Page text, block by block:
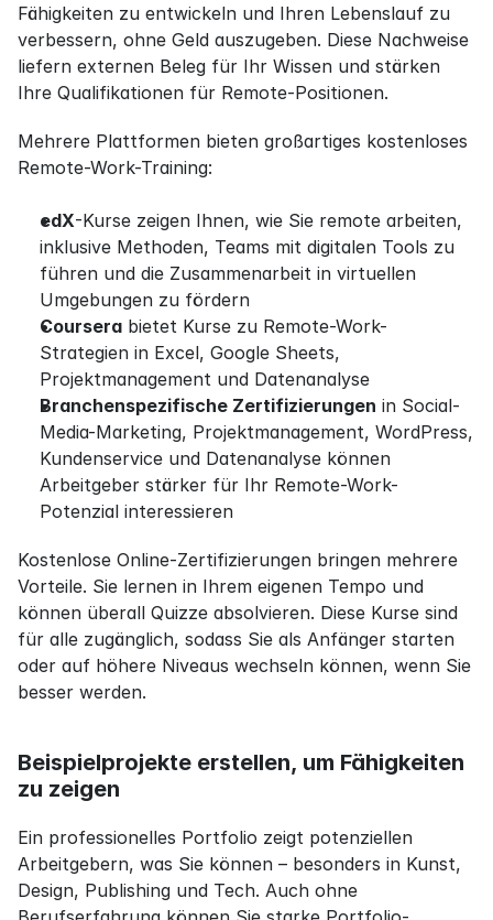
Fähigkeiten zu entwickeln und Ihren Lebenslauf zu
verbessern, ohne Geld auszugeben. Diese Nachweise
liefern externen Beleg für Ihr Wissen und stärken
Ihre Qualifikationen für Remote-Positionen.
Mehrere Plattformen bieten großartiges kostenloses
Remote-Work-Training:
edX-Kurse zeigen Ihnen, wie Sie remote arbeiten,
inklusive Methoden, Teams mit digitalen Tools zu
führen und die Zusammenarbeit in virtuellen
Umgebungen zu fördern
Coursera bietet Kurse zu Remote-Work-
Strategien in Excel, Google Sheets,
Projektmanagement und Datenanalyse
Branchenspezifische Zertifizierungen in Social-
Media-Marketing, Projektmanagement, WordPress,
Kundenservice und Datenanalyse können
Arbeitgeber stärker für Ihr Remote-Work-
Potenzial interessieren
Kostenlose Online-Zertifizierungen bringen mehrere
Vorteile. Sie lernen in Ihrem eigenen Tempo und
können überall Quizze absolvieren. Diese Kurse sind
für alle zugänglich, sodass Sie als Anfänger starten
oder auf höhere Niveaus wechseln können, wenn Sie
besser werden.
Beispielprojekte erstellen, um Fähigkeiten
zu zeigen
Ein professionelles Portfolio zeigt potenziellen
Arbeitgebern, was Sie können – besonders in Kunst,
Design, Publishing und Tech. Auch ohne